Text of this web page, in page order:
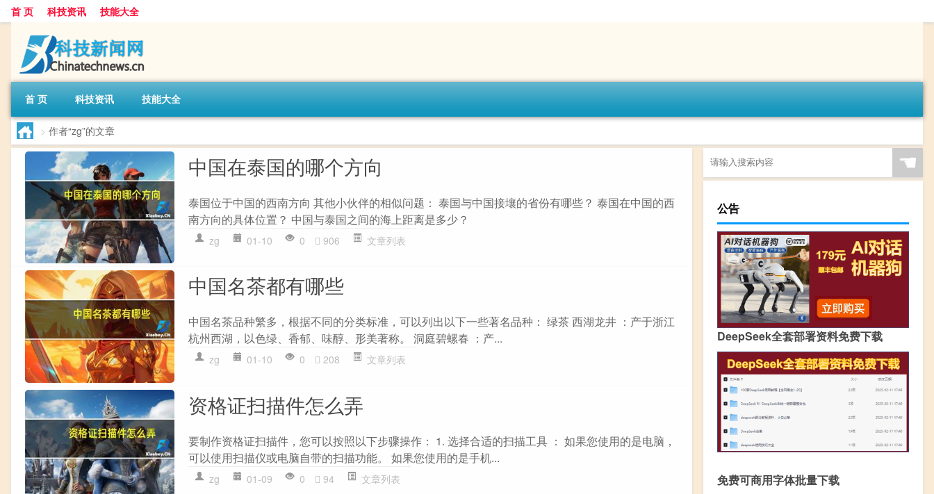
首 页 科技资讯 技能大全
首 页 科技资讯 技能大全
> 作者“zg”的文章
中国在泰国的哪个方向
泰国位于中国的西南方向 其他小伙伴的相似问题： 泰国与中国接壤的省份有哪些？ 泰国在中国的西
南方向的具体位置？ 中国与泰国之间的海上距离是多少？
zg 01-10 0 906 文章列表
中国名茶都有哪些
中国名茶品种繁多，根据不同的分类标准，可以列出以下一些著名品种： 绿茶 西湖龙井 ：产于浙江
杭州西湖，以色绿、香郁、味醇、形美著称。 洞庭碧螺春 ：产...
zg 01-10 0 208 文章列表
资格证扫描件怎么弄
要制作资格证扫描件，您可以按照以下步骤操作： 1. 选择合适的扫描工具 ： 如果您使用的是电脑，
可以使用扫描仪或电脑自带的扫描功能。 如果您使用的是手机...
zg 01-09 0 94 文章列表
☚
公告
DeepSeek全套部署资料免费下载
免费可商用字体批量下载